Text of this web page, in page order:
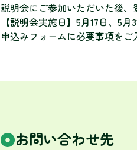
説明会にご参加いただいた後、
【説明会実施日】5月17日、5
申込みフォームに必要事項を
お問い合わせ先